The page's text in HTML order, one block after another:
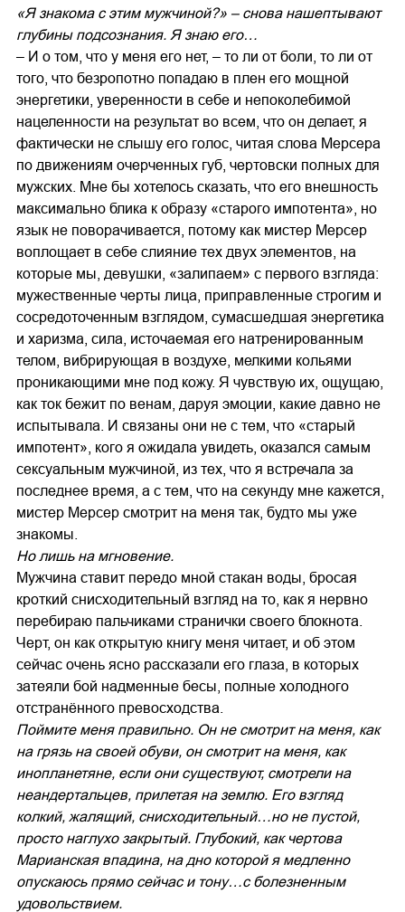
«Я знакома с этим мужчиной?» – снова нашептывают
глубины подсознания. Я знаю его…
– И о том, что у меня его нет, – то ли от боли, то ли от
того, что безропотно попадаю в плен его мощной
энергетики, уверенности в себе и непоколебимой
нацеленности на результат во всем, что он делает, я
фактически не слышу его голос, читая слова Мерсера
по движениям очерченных губ, чертовски полных для
мужских. Мне бы хотелось сказать, что его внешность
максимально блика к образу «старого импотента», но
язык не поворачивается, потому как мистер Мерсер
воплощает в себе слияние тех двух элементов, на
которые мы, девушки, «залипаем» с первого взгляда:
мужественные черты лица, приправленные строгим и
сосредоточенным взглядом, сумасшедшая энергетика
и харизма, сила, источаемая его натренированным
телом, вибрирующая в воздухе, мелкими кольями
проникающими мне под кожу. Я чувствую их, ощущаю,
как ток бежит по венам, даруя эмоции, какие давно не
испытывала. И связаны они не с тем, что «старый
импотент», кого я ожидала увидеть, оказался самым
сексуальным мужчиной, из тех, что я встречала за
последнее время, а с тем, что на секунду мне кажется,
мистер Мерсер смотрит на меня так, будто мы уже
знакомы.
Но лишь на мгновение.
Мужчина ставит передо мной стакан воды, бросая
кроткий снисходительный взгляд на то, как я нервно
перебираю пальчиками странички своего блокнота.
Черт, он как открытую книгу меня читает, и об этом
сейчас очень ясно рассказали его глаза, в которых
затеяли бой надменные бесы, полные холодного
отстранённого превосходства.
Поймите меня правильно. Он не смотрит на меня, как
на грязь на своей обуви, он смотрит на меня, как
инопланетяне, если они существуют, смотрели на
неандертальцев, прилетая на землю. Его взгляд
колкий, жалящий, снисходительный…но не пустой,
просто наглухо закрытый. Глубокий, как чертова
Марианская впадина, на дно которой я медленно
опускаюсь прямо сейчас и тону…с болезненным
удовольствием.